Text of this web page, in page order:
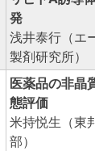
発
浅井泰行（エ
製剤研究所）
医薬品の非晶
態評価
米持悦生（東
部）